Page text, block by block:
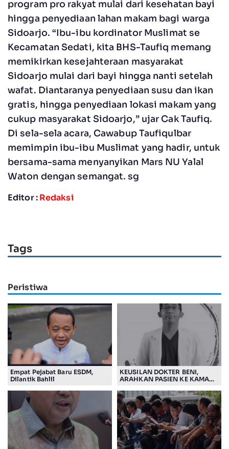
program pro rakyat mulai dari kesehatan bayi
hingga penyediaan lahan makam bagi warga
Sidoarjo. “Ibu-ibu kordinator Muslimat se
Kecamatan Sedati, kita BHS-Taufiq memang
memikirkan kesejahteraan masyarakat
Sidoarjo mulai dari bayi hingga nanti setelah
wafat. Diantaranya penyediaan susu dan ikan
gratis, hingga penyediaan lokasi makam yang
cukup masyarakat Sidoarjo,” ujar Cak Taufiq.
Di sela-sela acara, Cawabup Taufiqulbar
memimpin ibu-ibu Muslimat yang hadir, untuk
bersama-sama menyanyikan Mars NU Yalal
Waton dengan semangat. sg
Editor :Redaksi
Tags
Peristiwa
Empat Pejabat Baru ESDM,
Dilantik Bahlil
KEUSILAN DOKTER BENI,
ARAHKAN PASIEN KE KAMAR